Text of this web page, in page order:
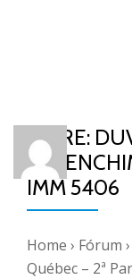
RE: RE:
IMM 5406
Home › Fórum ›
Québec – 2ª